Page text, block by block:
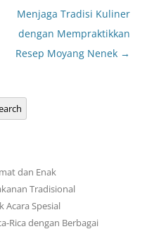
Menjaga Tradisi Kuliner
dengan Mempraktikkan
Resep Moyang Nenek →
dan Enak
Tradisional
Acara Spesial
Rica dengan Berbagai